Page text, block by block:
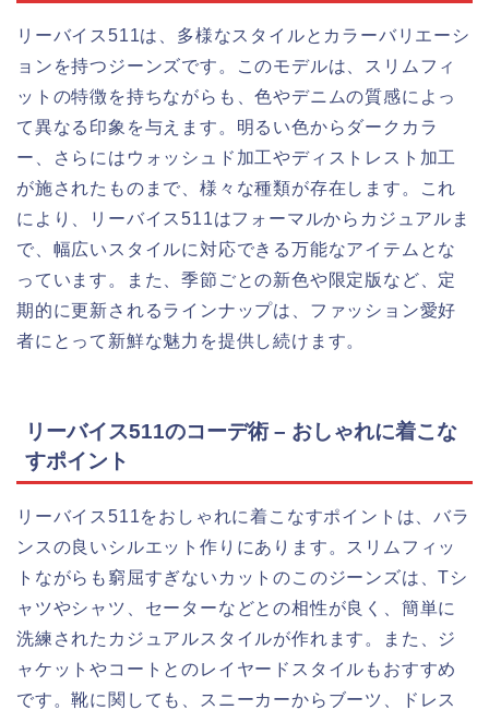
リーバイス511は、多様なスタイルとカラーバリエーシ
ョンを持つジーンズです。このモデルは、スリムフィ
ットの特徴を持ちながらも、色やデニムの質感によっ
て異なる印象を与えます。明るい色からダークカラ
ー、さらにはウォッシュド加工やディストレスト加工
が施されたものまで、様々な種類が存在します。これ
により、リーバイス511はフォーマルからカジュアルま
で、幅広いスタイルに対応できる万能なアイテムとな
っています。また、季節ごとの新色や限定版など、定
期的に更新されるラインナップは、ファッション愛好
者にとって新鮮な魅力を提供し続けます。
リーバイス511のコーデ術 – おしゃれに着こな
すポイント
リーバイス511をおしゃれに着こなすポイントは、バラ
ンスの良いシルエット作りにあります。スリムフィッ
トながらも窮屈すぎないカットのこのジーンズは、Tシ
ャツやシャツ、セーターなどとの相性が良く、簡単に
洗練されたカジュアルスタイルが作れます。また、ジ
ャケットやコートとのレイヤードスタイルもおすすめ
です。靴に関しても、スニーカーからブーツ、ドレス